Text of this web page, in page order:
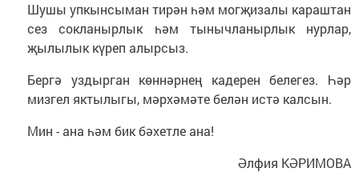
Шушы упкынсыман тирән һәм могҗизалы караштан
сез сокланырлык һәм тынычланырлык нурлар,
җылылык күреп алырсыз.
Бергә уздырган көннәрнең кадерен белегез. Һәр
мизгел яктылыгы, мәрхәмәте белән истә калсын.
Мин - ана һәм бик бәхетле ана!
Әлфия КӘРИМОВА